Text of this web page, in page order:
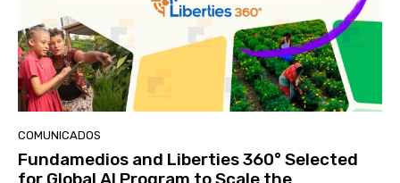
COMUNICADOS
Fundamedios and Liberties 360° Selected